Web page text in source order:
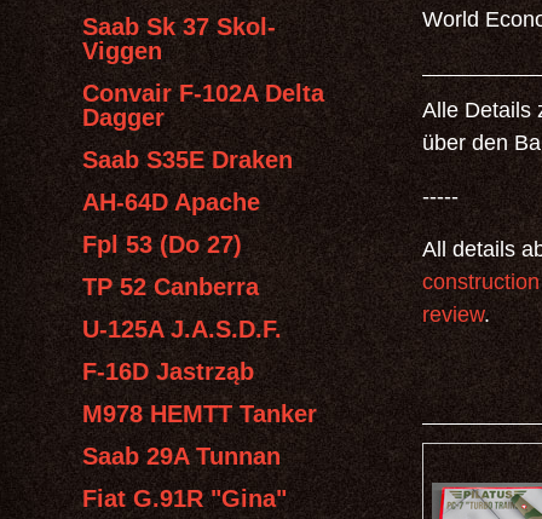
World
Alle Details
über den
-----
All details
review.
Saab Sk 37 Skol-
Viggen
Convair F-102A Delta
Dagger
Saab S35E Draken
AH-64D Apache
Fpl 53 (Do 27)
TP 52 Canberra
U-125A J.A.S.D.F.
F-16D Jastrząb
M978 HEMTT Tanker
Saab 29A Tunnan
Fiat G.91R "Gina"